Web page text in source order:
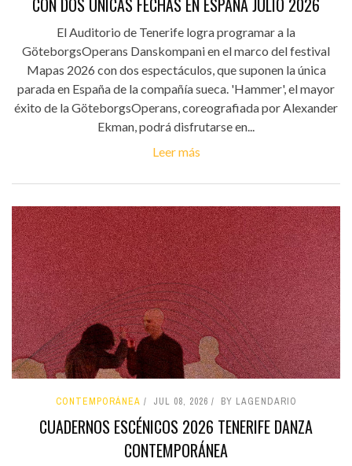
El Auditorio de Tenerife logra programar a la
GöteborgsOperans Danskompani en el marco del festival
Mapas 2026 con dos espectáculos, que suponen la única
parada en España de la compañía sueca. 'Hammer', el mayor
éxito de la GöteborgsOperans, coreografiada por Alexander
Ekman, podrá disfrutarse en...
Leer más
CONTEMPORÁNEA JUL 08, 2026 BY LAGENDARIO
CUADERNOS ESCÉNICOS 2026 TENERIFE DANZA
CONTEMPORÁNEA